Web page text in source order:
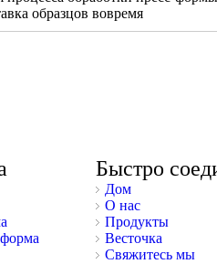
образцов вовремя
Быстро
Дом
О нас
Продукты
Весточка
Свяжитесь мы